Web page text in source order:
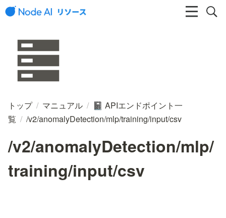
トップ / マニュアル / 📓 APIエンドポイント一
覧 / /v2/anomalyDetection/mlp/training/input/csv
/v2/anomalyDetection/mlp/
training/input/csv